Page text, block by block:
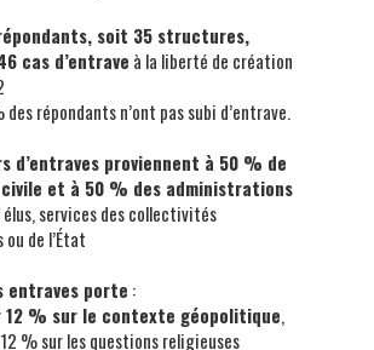
soit 35 structures,
cas d’entrave à la liberté de création
des répondants n’ont pas subi d’entrave.
d’entraves proviennent à 50 % de
et à 50 % des administrations
élus, services des collectivités
de l’État
entraves porte :
12 % sur le contexte géopolitique,
% sur les questions religieuses